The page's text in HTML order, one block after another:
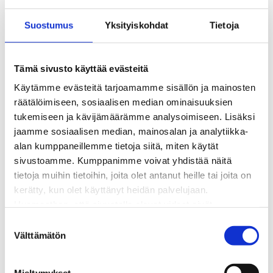
Suostumus Yksityiskohdat Tietoja
Tämä sivusto käyttää evästeitä
Käytämme evästeitä tarjoamamme sisällön ja mainosten
räätälöimiseen, sosiaalisen median ominaisuuksien
tukemiseen ja kävijämäärämme analysoimiseen. Lisäksi
jaamme sosiaalisen median, mainosalan ja analytiikka-
alan kumppaneillemme tietoja siitä, miten käytät
sivustoamme. Kumppanimme voivat yhdistää näitä
tietoja muihin tietoihin, joita olet antanut heille tai joita on
kerätty, kun olet käyttänyt heidän palvelujaan.
Välttämätön
Sähkönkulutuksen ohjaus kiinteistössä
Sähköverkon kehittämissuunnitelma
Verkkopalvelutuotteet ja hinnastot
Yritystietoa
Sähköntuotanto
Tietoa Rauman Energiasta
Vuosikertomukset ja asiakaslehti
Yhteistyöverkosto
Aurinkosähkön hankinta
Energiansäästö kotitaloudessa
Muuttajalle
Valtakirja ja asiointi toisen puolesta